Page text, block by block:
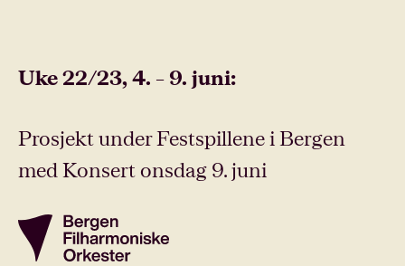
Uke 22/23, 4. – 9. juni:
Prosjekt under Festspillene i Bergen
med Konsert onsdag 9. juni